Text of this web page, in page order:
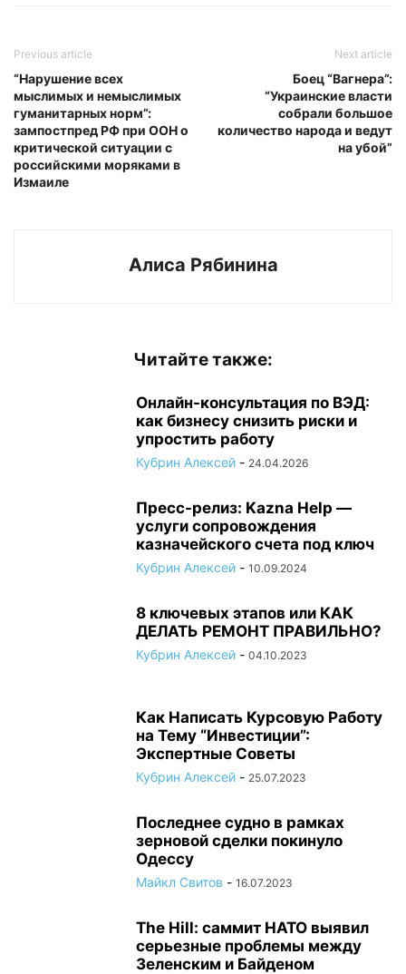
Previous article
“Нарушение всех
мыслимых и немыслимых
гуманитарных норм”:
зампостпред РФ при ООН о
критической ситуации с
российскими моряками в
Измаиле
Next article
Боец “Вагнера”:
“Украинские власти
собрали большое
количество народа и ведут
на убой”
Алиса Рябинина
Читайте также:
Онлайн-консультация по ВЭД:
как бизнесу снизить риски и
упростить работу
Кубрин Алексей - 24.04.2026
Пресс-релиз: Kazna Help —
услуги сопровождения
казначейского счета под ключ
Кубрин Алексей - 10.09.2024
8 ключевых этапов или КАК
ДЕЛАТЬ РЕМОНТ ПРАВИЛЬНО?
Кубрин Алексей - 04.10.2023
Как Написать Курсовую Работу
на Тему “Инвестиции”:
Экспертные Советы
Кубрин Алексей - 25.07.2023
Последнее судно в рамках
зерновой сделки покинуло
Одессу
Майкл Свитов - 16.07.2023
The Hill: саммит НАТО выявил
серьезные проблемы между
Зеленским и Байденом